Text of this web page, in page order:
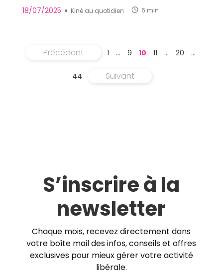
18/07/2025 ● Kiné au quotidien 6 min
Précédent 1 … 9 10 11 … 20 …
44 Suivant
S’inscrire à la
newsletter
Chaque mois, recevez directement dans
votre boîte mail des infos, conseils et offres
exclusives pour mieux gérer votre activité
libérale.